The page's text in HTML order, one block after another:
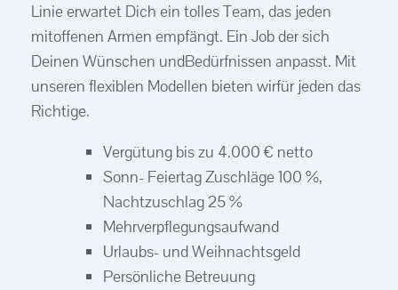
Linie erwartet Dich ein tolles Team, das jeden
mitoffenen Armen empfängt. Ein Job der sich
Deinen Wünschen undBedürfnissen anpasst. Mit
unseren flexiblen Modellen bieten wirfür jeden das
Richtige.
Vergütung bis zu 4.000 € netto
Sonn- Feiertag Zuschläge 100 %,
Nachtzuschlag 25 %
Mehrverpflegungsaufwand
Urlaubs- und Weihnachtsgeld
Persönliche Betreuung